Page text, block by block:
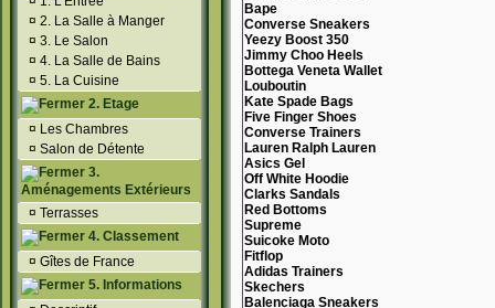
¤ 2. La Salle à Manger
¤ 3. Le Salon
¤ 4. La Salle de Bains
¤ 5. La Cuisine
2. Etage
¤ Les Chambres
¤ Salon de Détente
3.
Aménagements Extérieurs
¤ Terrasses
4. Classement
¤ Gîtes de France
5. Informations
Bape
Converse Sneakers
Yeezy Boost 350
Jimmy Choo Heels
Bottega Veneta Wallet
Louboutin
Kate Spade Bags
Five Finger Shoes
Converse Trainers
Lauren Ralph Lauren
Asics Gel
Off White Hoodie
Clarks Sandals
Red Bottoms
Supreme
Suicoke Moto
Fitflop
Adidas Trainers
Skechers
Balenciaga Sneakers